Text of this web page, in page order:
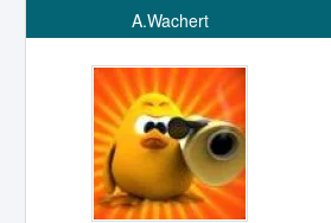
A.Wachert